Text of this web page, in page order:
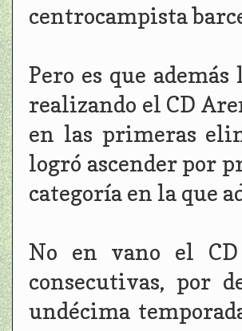
centrocampista
Pero es que
realizando el CD
en las primeras
logró ascender por
categoría en la que
No en vano el
consecutivas, por
undécima